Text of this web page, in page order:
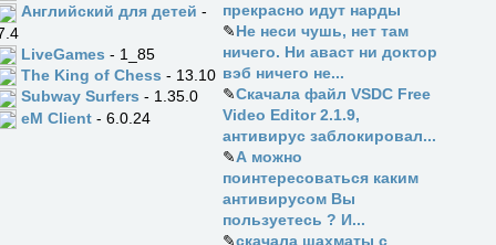
Английский для детей -
LiveGames - 1_85
The King of Chess - 13.10
Subway Surfers - 1.35.0
eM Client - 6.0.24
прекрасно идут нарды
✎Не неси чушь, нет там
ничего. Ни аваст ни доктор
вэб ничего не...
✎Скачала файл VSDC Free
Video Editor 2.1.9,
антивирус заблокировал...
✎А можно
поинтересоваться каким
антивирусом Вы
пользуетесь ? И...
✎скачала шахматы с